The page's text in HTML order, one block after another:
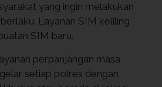
yang ingin melakukan
Layanan SIM keliling
SIM baru.
perpanjangan masa
setiap polres dengan